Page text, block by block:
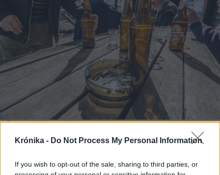
Krónika - Do Not Process My Personal Information
If you wish to opt-out of the sale, sharing to third parties, or
2026. augusztus 09., vasárnap
vagyunk világelsők az